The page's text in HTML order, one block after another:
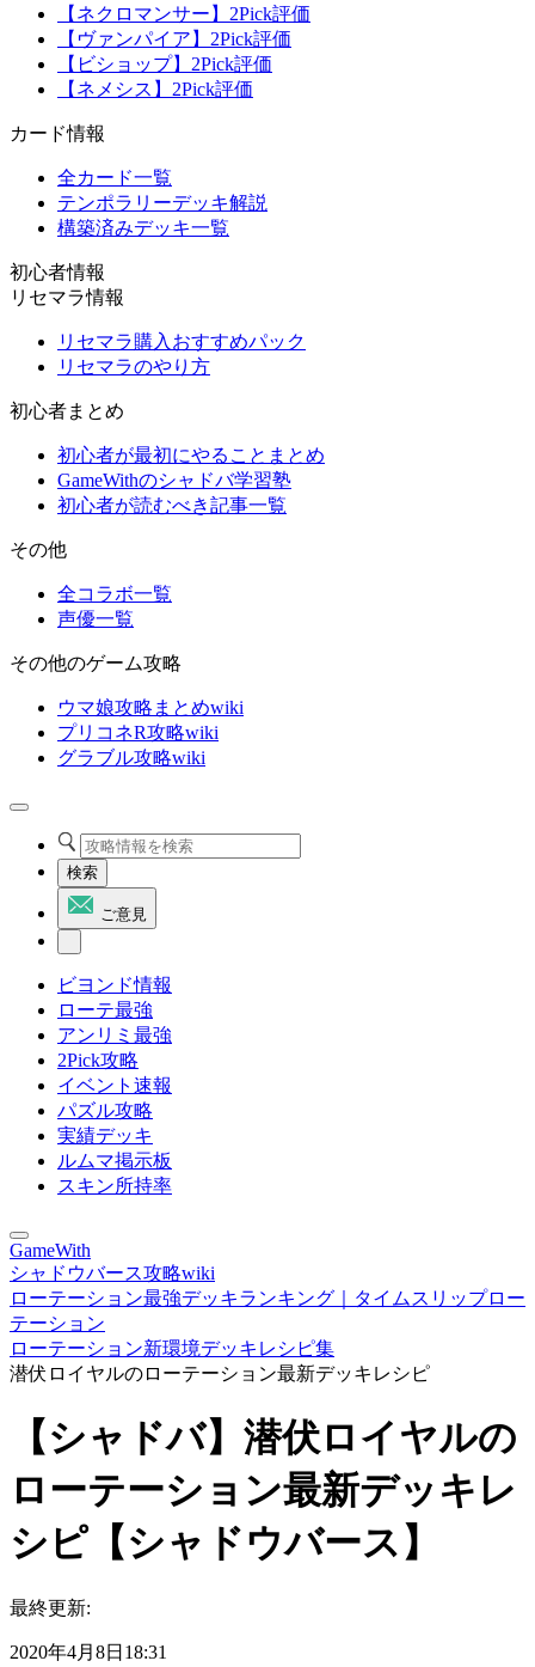
【ネクロマンサー】2Pick評価
【ヴァンパイア】2Pick評価
【ビショップ】2Pick評価
【ネメシス】2Pick評価
カード情報
全カード一覧
テンポラリーデッキ解説
構築済みデッキ一覧
初心者情報
リセマラ情報
リセマラ購入おすすめパック
リセマラのやり方
初心者まとめ
初心者が最初にやることまとめ
GameWithのシャドバ学習塾
初心者が読むべき記事一覧
その他
全コラボ一覧
声優一覧
その他のゲーム攻略
ウマ娘攻略まとめwiki
プリコネR攻略wiki
グラブル攻略wiki
検索
ご意見
ビヨンド情報
ローテ最強
アンリミ最強
2Pick攻略
イベント速報
パズル攻略
実績デッキ
ルムマ掲示板
スキン所持率
GameWith
シャドウバース攻略wiki
ローテーション最強デッキランキング｜タイムスリップロー
テーション
ローテーション新環境デッキレシピ集
潜伏ロイヤルのローテーション最新デッキレシピ
【シャドバ】潜伏ロイヤルの
ローテーション最新デッキレ
シピ【シャドウバース】
最終更新:
2020年4月8日18:31